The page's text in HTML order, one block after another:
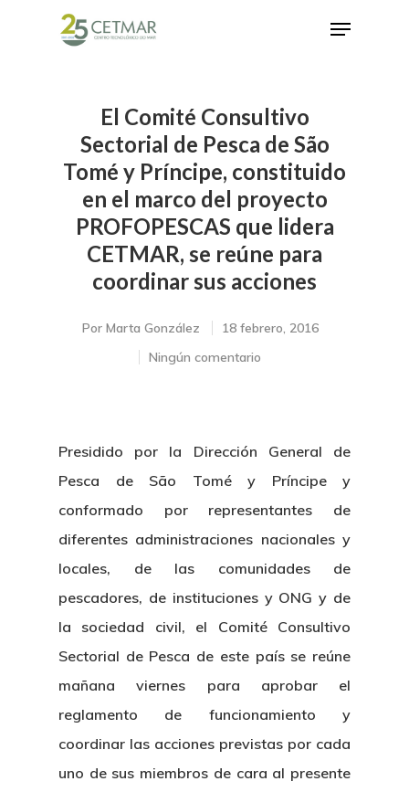
Hit enter to search or ESC to close
El Comité Consultivo
Sectorial de Pesca de São
Tomé y Príncipe, constituido
en el marco del proyecto
PROFOPESCAS que lidera
CETMAR, se reúne para
coordinar sus acciones
Por Marta González
18 febrero, 2016
Ningún comentario
Presidido por la Dirección General de
Pesca de São Tomé y Príncipe y
conformado por representantes de
diferentes administraciones nacionales y
locales, de las comunidades de
pescadores, de instituciones y ONG y de
la sociedad civil, el Comité Consultivo
Sectorial de Pesca de este país se reúne
mañana viernes para aprobar el
reglamento de funcionamiento y
coordinar las acciones previstas por cada
uno de sus miembros de cara al presente